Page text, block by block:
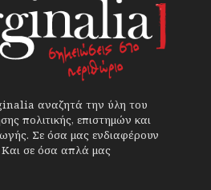
αναζητά την ύλη του
πολιτικής, επιστημών και
Σε όσα μας ενδιαφέρουν
Και σε όσα απλά μας